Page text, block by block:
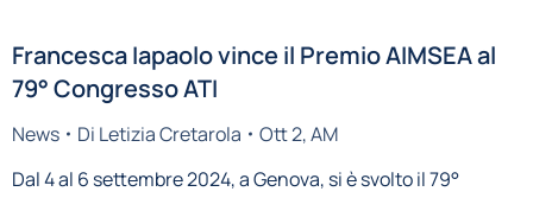
Francesca Iapaolo vince il Premio AIMSEA al
79° Congresso ATI
News Di Letizia Cretarola
Ott 2, AM
Dal 4 al 6 settembre 2024, a Genova, si è svolto il 79°